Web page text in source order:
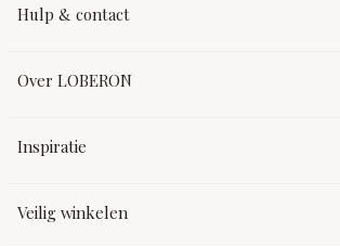
Hulp & contact
Over LOBERON
Inspiratie
Veilig winkelen